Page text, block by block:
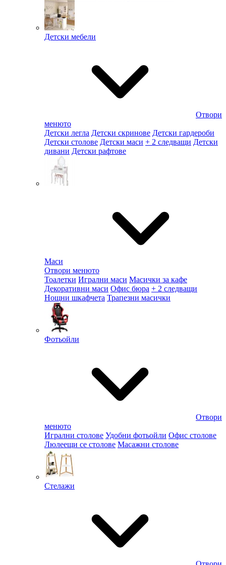
Детски мебели
Отвори
менюто
Детски легла Детски скринове Детски гардероби
Детски столове Детски маси + 2 следващи Детски
дивани Детски рафтове
Маси
Отвори менюто
Тоалетки Игрални маси Масички за кафе
Декоративни маси Офис бюра + 2 следващи
Нощни шкафчета Трапезни масички
Фотьойли
Отвори
менюто
Игрални столове Удобни фотьойли Офис столове
Люлеещи се столове Масажни столове
Стелажи